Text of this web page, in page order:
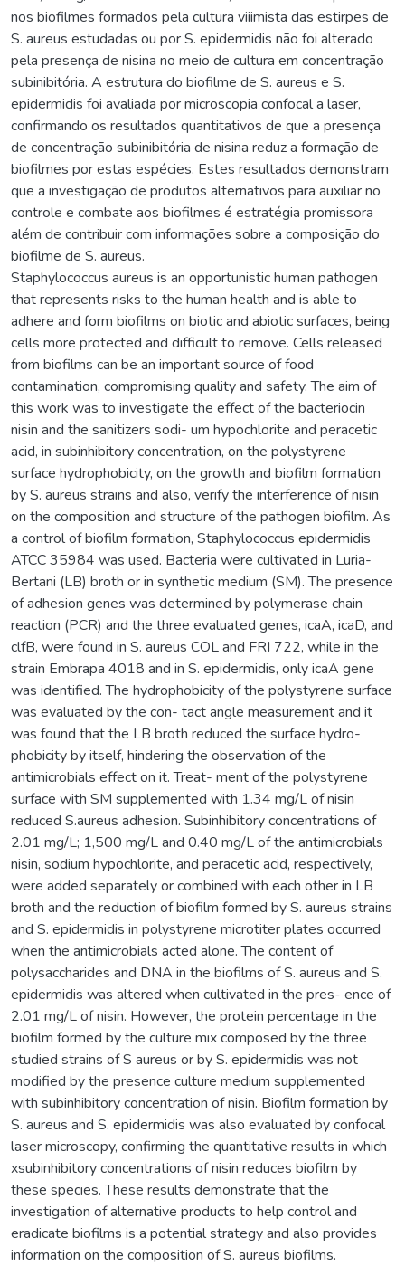
nos biofilmes formados pela cultura viiimista das estirpes de
S. aureus estudadas ou por S. epidermidis não foi alterado
pela presença de nisina no meio de cultura em concentração
subinibitória. A estrutura do biofilme de S. aureus e S.
epidermidis foi avaliada por microscopia confocal a laser,
confirmando os resultados quantitativos de que a presença
de concentração subinibitória de nisina reduz a formação de
biofilmes por estas espécies. Estes resultados demonstram
que a investigação de produtos alternativos para auxiliar no
controle e combate aos biofilmes é estratégia promissora
além de contribuir com informações sobre a composição do
biofilme de S. aureus.
Staphylococcus aureus is an opportunistic human pathogen
that represents risks to the human health and is able to
adhere and form biofilms on biotic and abiotic surfaces, being
cells more protected and difficult to remove. Cells released
from biofilms can be an important source of food
contamination, compromising quality and safety. The aim of
this work was to investigate the effect of the bacteriocin
nisin and the sanitizers sodi- um hypochlorite and peracetic
acid, in subinhibitory concentration, on the polystyrene
surface hydrophobicity, on the growth and biofilm formation
by S. aureus strains and also, verify the interference of nisin
on the composition and structure of the pathogen biofilm. As
a control of biofilm formation, Staphylococcus epidermidis
ATCC 35984 was used. Bacteria were cultivated in Luria-
Bertani (LB) broth or in synthetic medium (SM). The presence
of adhesion genes was determined by polymerase chain
reaction (PCR) and the three evaluated genes, icaA, icaD, and
clfB, were found in S. aureus COL and FRI 722, while in the
strain Embrapa 4018 and in S. epidermidis, only icaA gene
was identified. The hydrophobicity of the polystyrene surface
was evaluated by the con- tact angle measurement and it
was found that the LB broth reduced the surface hydro-
phobicity by itself, hindering the observation of the
antimicrobials effect on it. Treat- ment of the polystyrene
surface with SM supplemented with 1.34 mg/L of nisin
reduced S.aureus adhesion. Subinhibitory concentrations of
2.01 mg/L; 1,500 mg/L and 0.40 mg/L of the antimicrobials
nisin, sodium hypochlorite, and peracetic acid, respectively,
were added separately or combined with each other in LB
broth and the reduction of biofilm formed by S. aureus strains
and S. epidermidis in polystyrene microtiter plates occurred
when the antimicrobials acted alone. The content of
polysaccharides and DNA in the biofilms of S. aureus and S.
epidermidis was altered when cultivated in the pres- ence of
2.01 mg/L of nisin. However, the protein percentage in the
biofilm formed by the culture mix composed by the three
studied strains of S aureus or by S. epidermidis was not
modified by the presence culture medium supplemented
with subinhibitory concentration of nisin. Biofilm formation by
S. aureus and S. epidermidis was also evaluated by confocal
laser microscopy, confirming the quantitative results in which
xsubinhibitory concentrations of nisin reduces biofilm by
these species. These results demonstrate that the
investigation of alternative products to help control and
eradicate biofilms is a potential strategy and also provides
information on the composition of S. aureus biofilms.